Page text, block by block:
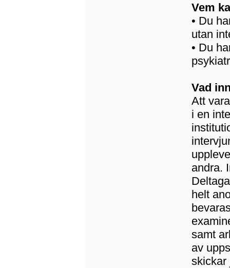
Vem
• Du
utan
• Du
Vad
Att
i en
andra.
helt
samt
av
skickar